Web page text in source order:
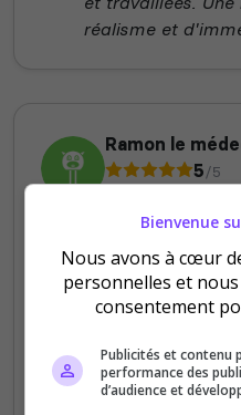
réalisme et
Ramon le
5/5
Qualité
Staff du serveur
Ambiance
Vous rêvez d’être
Bienvenue
Nous avons à cœur
personnelles et
consentement
Publicités et contenu
performance des
d’audience et